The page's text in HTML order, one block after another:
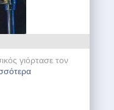
γιόρτασε τον